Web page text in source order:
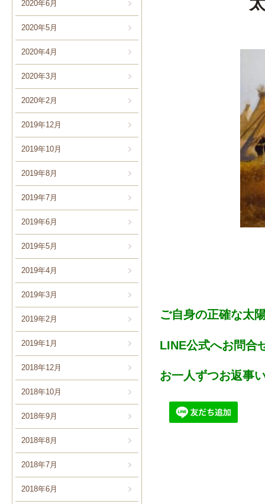
2020年6月
2020年5月
2020年4月
2020年3月
2020年2月
2019年12月
2019年10月
2019年8月
2019年7月
2019年6月
2019年5月
2019年4月
2019年3月
2019年2月
2019年1月
2018年12月
2018年10月
2018年9月
2018年8月
2018年7月
2018年6月
ご自身の正確な太
LINE公式へお問合
お一人ずつお返事